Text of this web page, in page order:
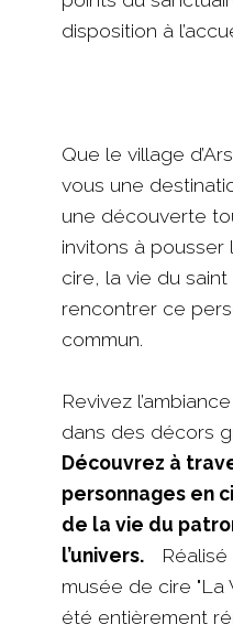
disposition à
Que le village
vous une
une découverte
invitons à
cire, la vie du saint
rencontrer ce
commun.
Revivez
dans des décors
Découvrez à
personnages en
de la vie du
l’univers.
musée de cire "La
été entièrement